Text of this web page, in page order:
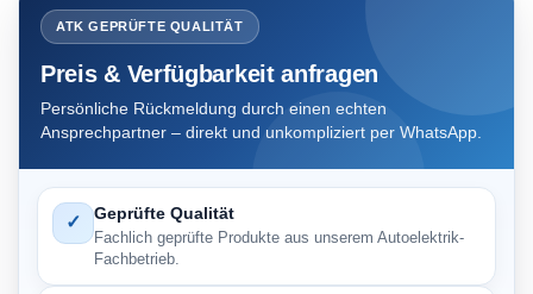
ATK GEPRÜFTE QUALITÄT
Preis & Verfügbarkeit anfragen
Persönliche Rückmeldung durch einen echten
Ansprechpartner – direkt und unkompliziert per WhatsApp.
✓ Geprüfte Qualität
Fachlich geprüfte Produkte aus unserem Autoelektrik-
Fachbetrieb.